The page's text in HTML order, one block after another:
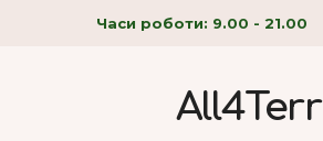
Часи роботи: 9.00 - 21.00
All4Terr